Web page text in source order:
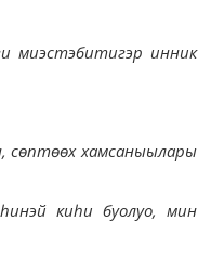
миэстэбитигэр инник
сөптөөх хамсаныылары
киһи буолуо, мин